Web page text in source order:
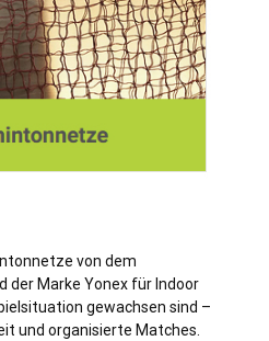
von dem
der Marke Yonex für Indoor
gewachsen sind –
und organisierte Matches.